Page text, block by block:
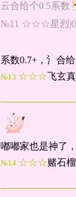
云合给个0.5系数
№11 ☆☆☆星烈
系数0.7+，氵合
№13 ☆☆☆飞玄
嘟嘟家也是神了
№14 ☆☆☆赌石